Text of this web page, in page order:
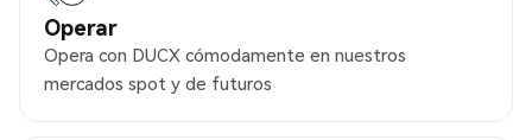
Operar
Opera con DUCX cómodamente en nuestros
mercados spot y de futuros